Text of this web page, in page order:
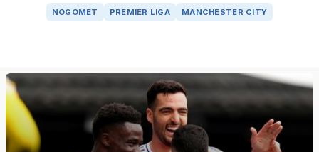
NOGOMET PREMIER LIGA MANCHESTER CITY